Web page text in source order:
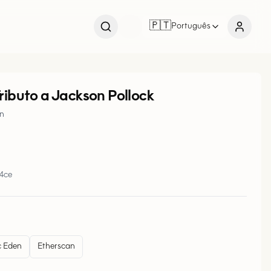
🇵🇹Português
a Jackson Pollock
Eden Etherscan